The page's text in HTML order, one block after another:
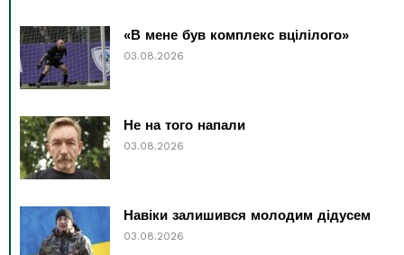
«В мене був комплекс вцілілого»
03.08.2026
Не на того напали
03.08.2026
Навіки залишився молодим дідусем
03.08.2026